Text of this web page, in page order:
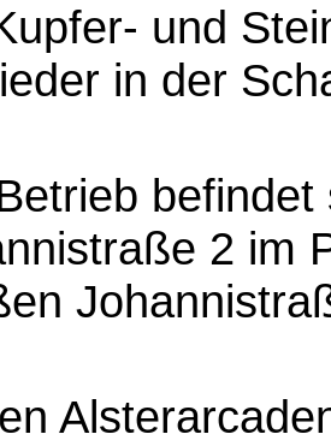
und
in der
2 im